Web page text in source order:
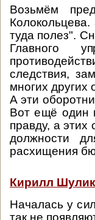
Возьмём
туда полез".
Главного
следствия,
многих других
А эти
Вот ещё один
правду, а
должности
расхищения
Кирилл
Началась у
так не